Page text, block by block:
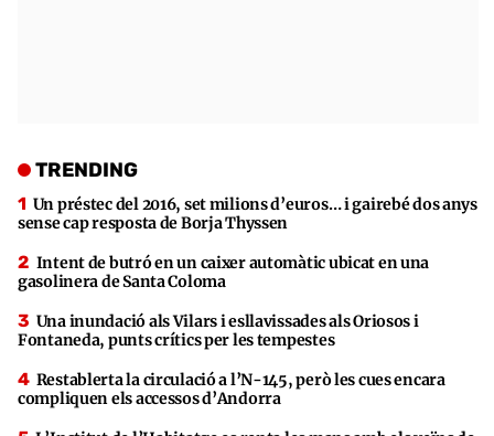
TRENDING
Un préstec del 2016, set milions d’euros… i gairebé dos anys
sense cap resposta de Borja Thyssen
Intent de butró en un caixer automàtic ubicat en una
gasolinera de Santa Coloma
Una inundació als Vilars i esllavissades als Oriosos i
Fontaneda, punts crítics per les tempestes
Restablerta la circulació a l’N-145, però les cues encara
compliquen els accessos d’Andorra